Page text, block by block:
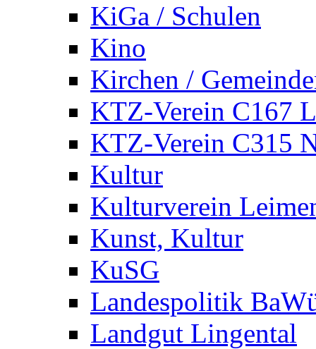
KiGa / Schulen
Kino
Kirchen /
KTZ-Verein C167
KTZ-Verein C315
Kultur
Kulturverein
Kunst, Kultur
KuSG
Landespolitik
Landgut Lingental